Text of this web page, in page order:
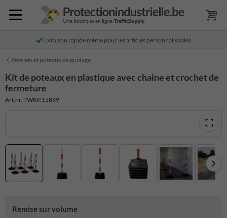
Livraison rapide même pour les articles personnalisables
Potelets et poteaux de guidage
Kit de poteaux en plastique avec chaine et crochet de
fermeture
Art.nr. TWKP.15899
Remise sur volume